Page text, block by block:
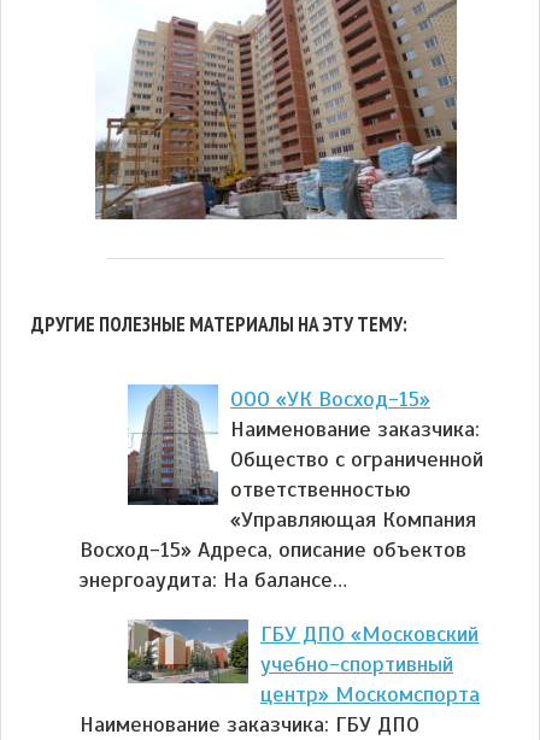
ДРУГИЕ ПОЛЕЗНЫЕ МАТЕРИАЛЫ НА ЭТУ ТЕМУ:
ООО «УК Восход-15»
Наименование заказчика:
Общество с ограниченной
ответственностью
«Управляющая Компания
Восход-15» Адреса, описание объектов
энергоаудита: На балансе…
ГБУ ДПО «Московский
учебно-спортивный
центр» Москомспорта
Наименование заказчика: ГБУ ДПО